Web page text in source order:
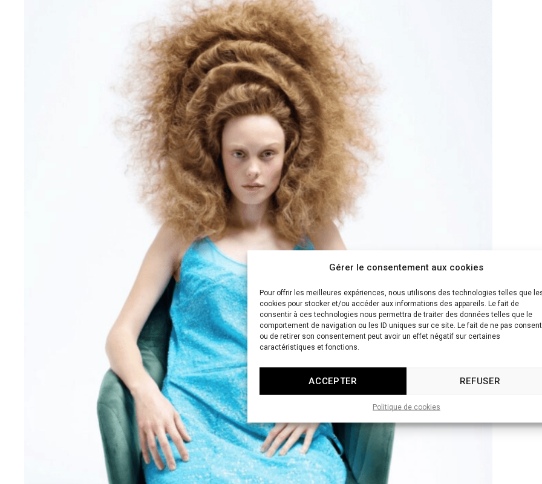
Gérer le consentement aux cookies
Pour offrir les meilleures expériences, nous utilisons des technologies telles que
cookies pour stocker et/ou accéder aux informations des appareils. Le fait de
consentir à ces technologies nous permettra de traiter des données telles que le
comportement de navigation ou les ID uniques sur ce site. Le fait de ne pas
ou de retirer son consentement peut avoir un effet négatif sur certaines
caractéristiques et fonctions.
ACCEPTER REFUSER
Politique de cookies